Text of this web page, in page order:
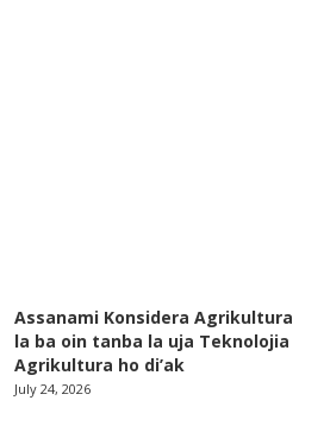
Assanami Konsidera Agrikultura
la ba oin tanba la uja Teknolojia
Agrikultura ho di’ak
July 24, 2026